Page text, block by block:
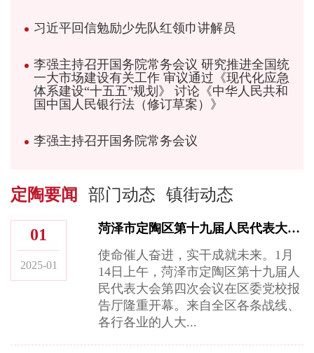
习近平回信勉励少先队红领巾讲解员
李强主持召开国务院常务会议 研究推进全国统
一大市场建设有关工作 审议通过《现代化应急
体系建设“十五五”规划》 讨论《中华人民共和
国中国人民银行法（修订草案）》
李强主持召开国务院常务会议
定陶要闻 部门动态 镇街动态
01
2025-01
菏泽市定陶区第十九届人民代表大会第四次会议隆重开幕
使命催人奋进，实干成就未来。1月
14日上午，菏泽市定陶区第十九届人
民代表大会第四次会议在区委党校报
告厅隆重开幕。来自全区各条战线、
各行各业的人大...